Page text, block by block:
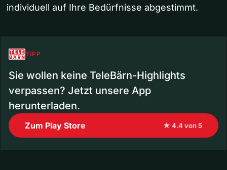
individuell auf Ihre Bedürfnisse abgestimmt.
TIPP
Sie wollen keine TeleBärn-Highlights
verpassen? Jetzt unsere App
herunterladen.
Zum Play Store ★ 4.4 von 5